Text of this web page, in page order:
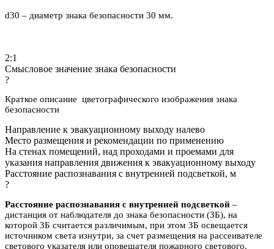
d30 – диаметр знака безопасности 30 мм.
2:1
Смысловое значение знака безопасности
?
Краткое описание цветографического изображения знака
безопасности
Направление к эвакуационному выходу налево
Место размещения и рекомендации по применению
На стенах помещений, над проходами и проемами для
указания направления движения к эвакуационному выходу
Расстояние распознавания с внутренней подсветкой, м
?
Расстояние распознавания с внутренней подсветкой –
дистанция от наблюдателя до знака безопасности (ЗБ), на
которой ЗБ считается различимым, при этом ЗБ освещается
источником света изнутри, за счет размещения на рассеивателе
светового указателя или оповещателя пожарного светового.